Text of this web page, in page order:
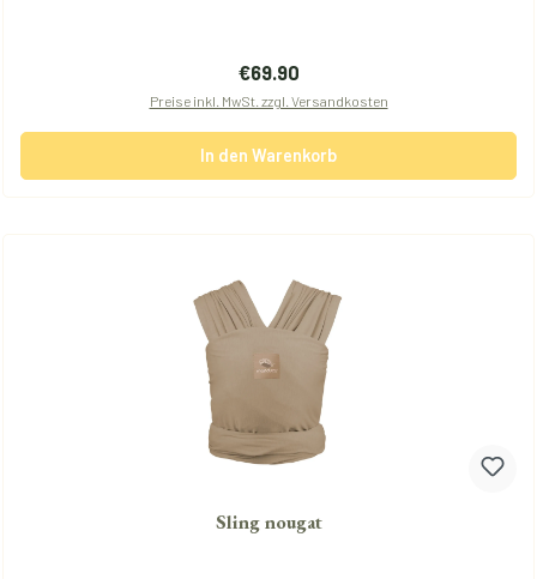
Regulärer Preis:
€69.90
Preise inkl. MwSt. zzgl. Versandkosten
In den Warenkorb
Sling nougat